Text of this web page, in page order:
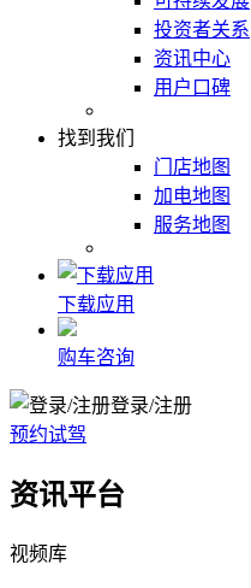
投资者关系
资讯中心
用户口碑
找到我们
门店地图
加电地图
服务地图
下载应用
购车咨询
登录/注册
预约试驾
资讯平台
视频库